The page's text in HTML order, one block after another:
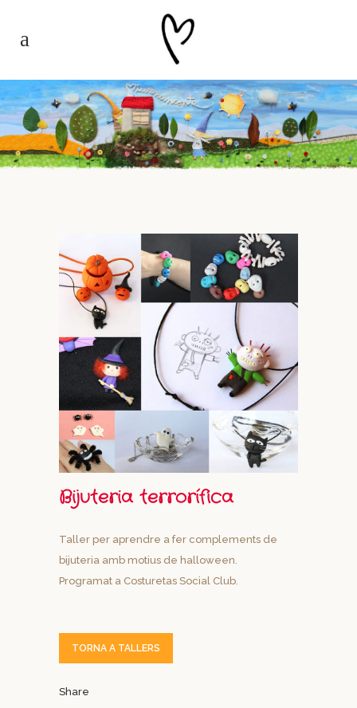
Bijuteria terrorífica
Taller per aprendre a fer complements de
bijuteria amb motius de halloween.
Programat a Costuretas Social Club.
TORNA A TALLERS
Share